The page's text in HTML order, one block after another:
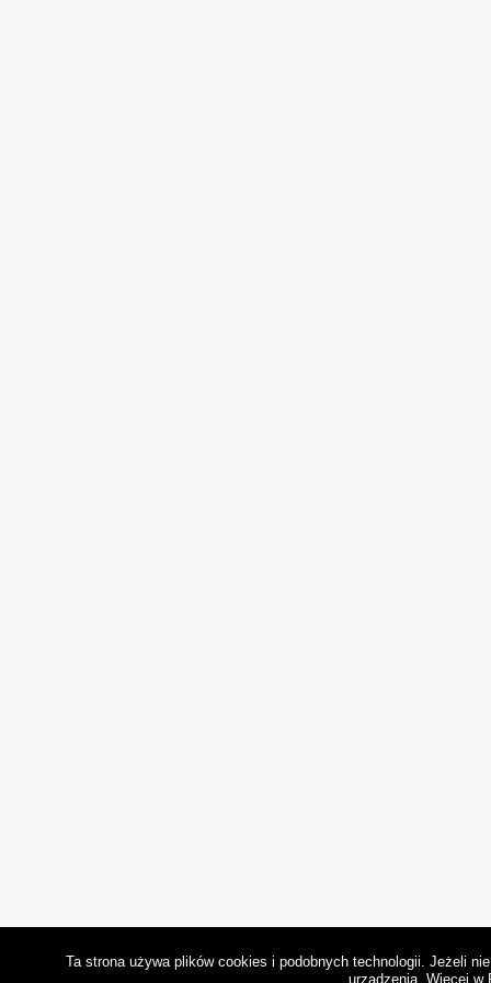
Ta strona używa plików cookies i podobnych technologii. Jeżeli
urządzenia. Więcej w